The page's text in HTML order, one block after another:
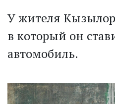
У жителя
в который он
автомобиль.